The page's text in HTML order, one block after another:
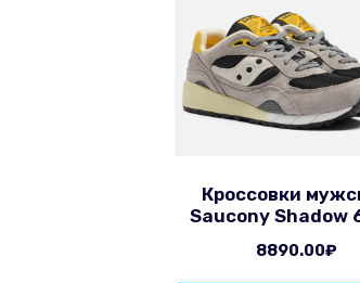
Кроссовки
Saucony Shadow
8890.00₽